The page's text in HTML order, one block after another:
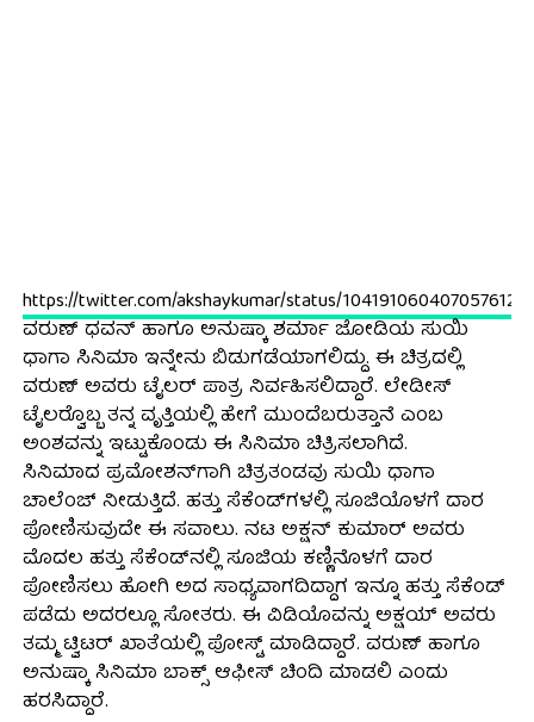
https://twitter.com/akshaykumar/status/1041910604070576128
ವರುಣ್ ಧವನ್ ಹಾಗೂ ಅನುಷ್ಕಾ ಶರ್ಮಾ ಜೋಡಿಯ ಸುಯಿ
ಧಾಗಾ ಸಿನಿಮಾ ಇನ್ನೇನು ಬಿಡುಗಡೆಯಾಗಲಿದ್ದು. ಈ ಚಿತ್ರದಲ್ಲಿ
ವರುಣ್ ಅವರು ಟೈಲರ್ ಪಾತ್ರ ನಿರ್ವಹಿಸಲಿದ್ದಾರೆ. ಲೇಡೀಸ್
ಟೈಲರ್‍ವೊಬ್ಬ ತನ್ನ ವೃತ್ತಿಯಲ್ಲಿ ಹೇಗೆ ಮುಂದೆಬರುತ್ತಾನೆ ಎಂಬ
ಅಂಶವನ್ನು ಇಟ್ಟುಕೊಂಡು ಈ ಸಿನಿಮಾ ಚಿತ್ರಿಸಲಾಗಿದೆ.
ಸಿನಿಮಾದ ಪ್ರಮೋಶನ್‍ಗಾಗಿ ಚಿತ್ರತಂಡವು ಸುಯಿ ಧಾಗಾ
ಚಾಲೆಂಜ್ ನೀಡುತ್ತಿದೆ. ಹತ್ತು ಸೆಕೆಂಡ್‍ಗಳಲ್ಲಿ ಸೂಜಿಯೊಳಗೆ ದಾರ
ಪೋಣಿಸುವುದೇ ಈ ಸವಾಲು. ನಟ ಅಕ್ಷನ್ ಕುಮಾರ್ ಅವರು
ಮೊದಲ ಹತ್ತು ಸೆಕೆಂಡ್‍ನಲ್ಲಿ ಸೂಜಿಯ ಕಣ್ಣಿನೊಳಗೆ ದಾರ
ಪೋಣಿಸಲು ಹೋಗಿ ಅದ ಸಾಧ್ಯವಾಗದಿದ್ದಾಗ ಇನ್ನೂ ಹತ್ತು ಸೆಕೆಂಡ್
ಪಡೆದು ಅದರಲ್ಲೂ ಸೋತರು. ಈ ವಿಡಿಯೊವನ್ನು ಅಕ್ಷಯ್ ಅವರು
ತಮ್ಮ ಟ್ವಿಟರ್ ಖಾತೆಯಲ್ಲಿ ಪೋಸ್ಟ್ ಮಾಡಿದ್ದಾರೆ. ವರುಣ್ ಹಾಗೂ
ಅನುಷ್ಕಾ ಸಿನಿಮಾ ಬಾಕ್ಸ್ ಆಫೀಸ್ ಚಿಂದಿ ಮಾಡಲಿ ಎಂದು
ಹರಸಿದ್ದಾರೆ.